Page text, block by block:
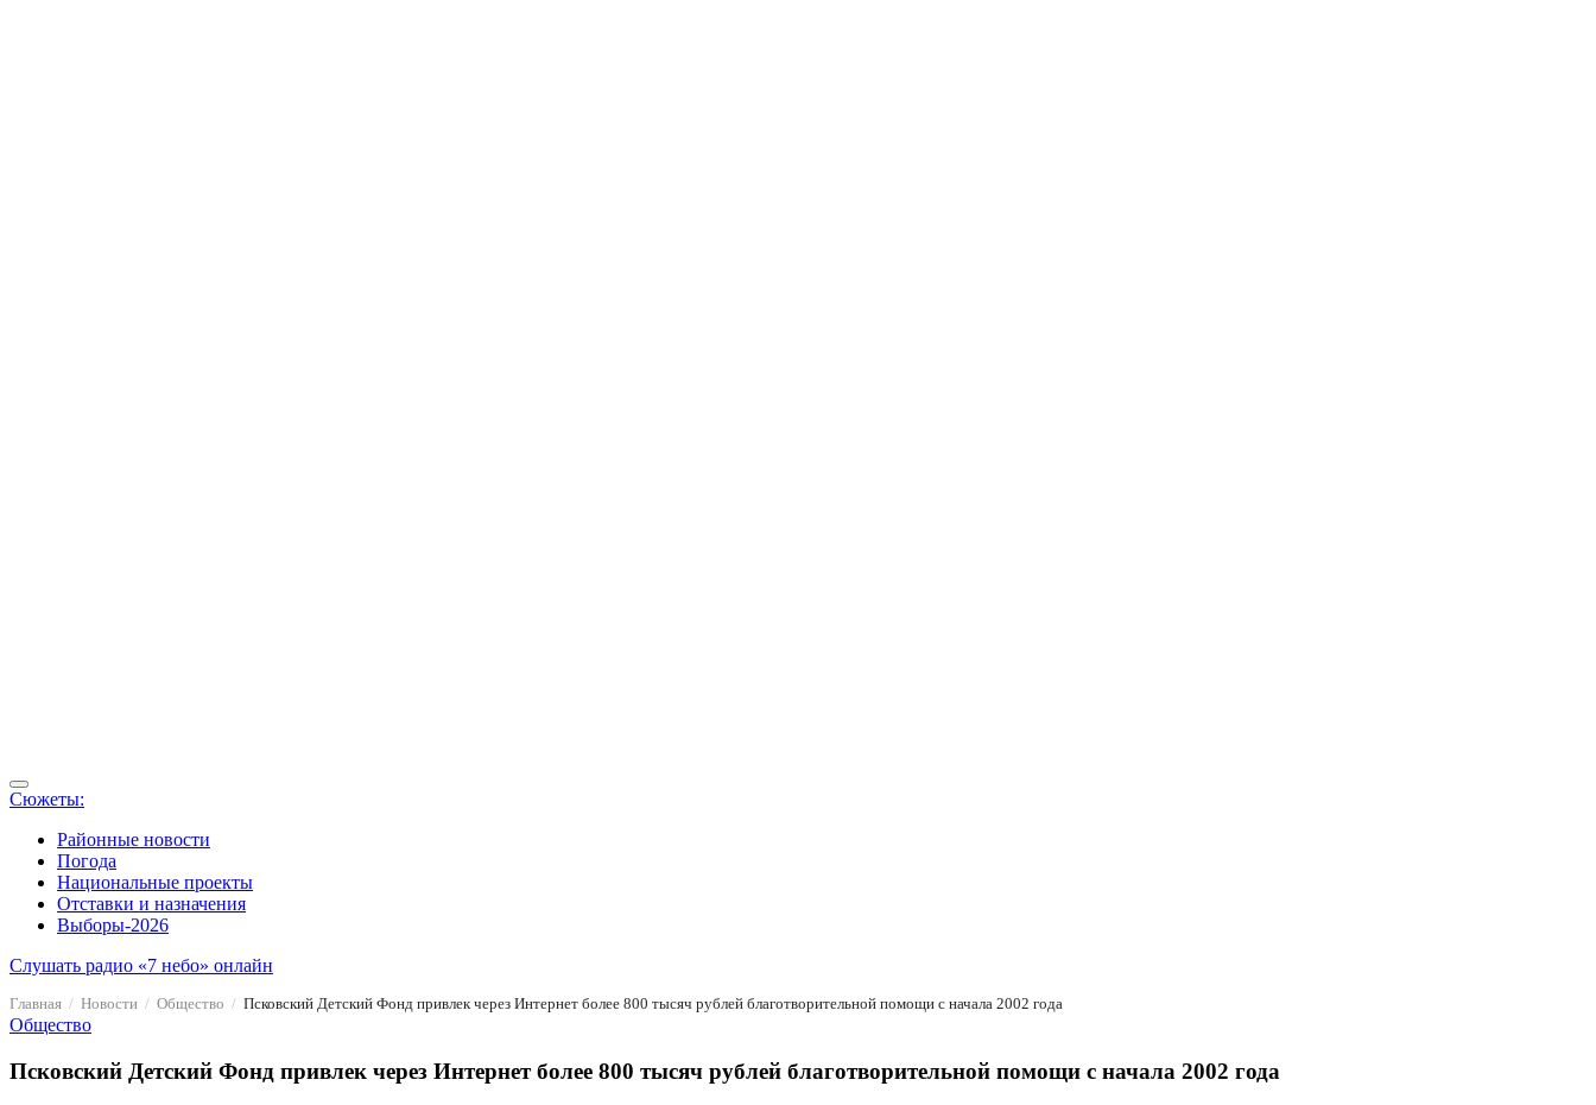
Сюжеты:
Районные новости
Погода
Национальные проекты
Отставки и назначения
Выборы-2026
Слушать радио «7 небо» онлайн
Главная Новости Общество Псковский Детский Фонд привлек через Интернет более 800 тысяч рублей благотворительной помощи с начала 2002 года
Общество
Псковский Детский Фонд привлек через Интернет более 800 тысяч рублей благотворительной помощи с начала 2002 года